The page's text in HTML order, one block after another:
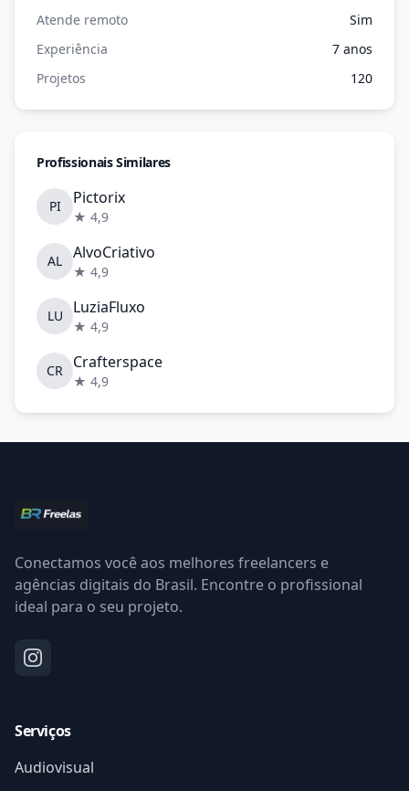
Atende remoto
Sim
Experiência
7 anos
Projetos
120
Profissionais Similares
PI Pictorix
★ 4,9
AL AlvoCriativo
★ 4,9
LU LuziaFluxo
★ 4,9
CR Crafterspace
★ 4,9
Conectamos você aos melhores freelancers e
agências digitais do Brasil. Encontre o profissional
ideal para o seu projeto.
Serviços
Audiovisual